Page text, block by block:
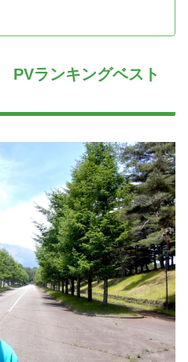
ランキングベスト